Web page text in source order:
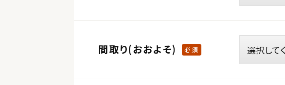
間取り(おおよそ) 必須